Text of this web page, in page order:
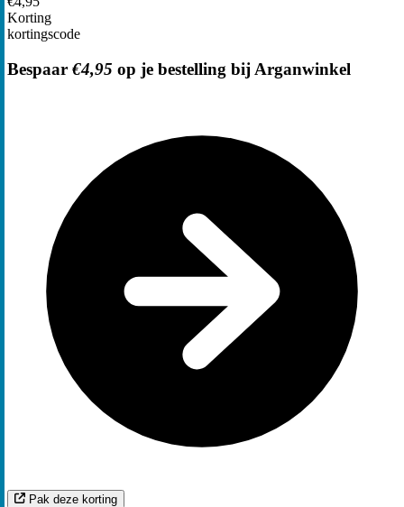
Korting
kortingscode
Bespaar €4,95 op je bestelling bij Arganwinkel
Pak deze korting